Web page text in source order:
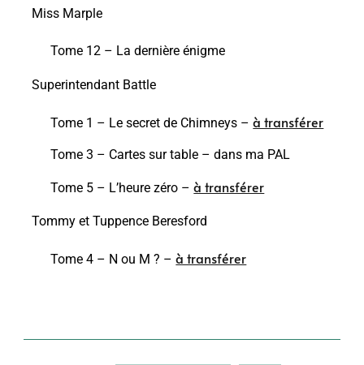
Miss Marple
Tome 12 – La dernière énigme
Superintendant Battle
Tome 1 – Le secret de Chimneys –à transférer
Tome 3 – Cartes sur table – dans ma PAL
Tome 5 – L’heure zéro –à transférer
Tommy et Tuppence Beresford
Tome 4 – N ou M ? –à transférer